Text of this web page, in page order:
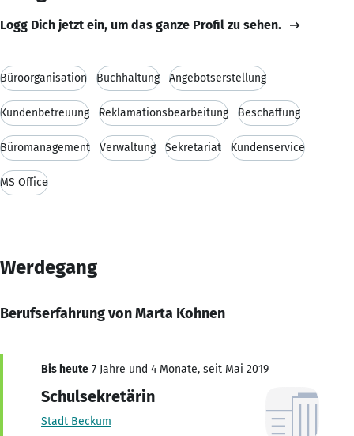
Logg Dich jetzt ein, um das ganze Profil zu sehen.
Büroorganisation Buchhaltung Angebotserstellung
Kundenbetreuung Reklamationsbearbeitung Beschaffung
Büromanagement Verwaltung Sekretariat Kundenservice
MS Office
Werdegang
Berufserfahrung von Marta Kohnen
Bis heute 7 Jahre und 4 Monate, seit Mai 2019
Schulsekretärin
Stadt Beckum